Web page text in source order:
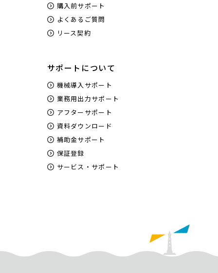
購入前サポート
よくあるご質問
リース契約
サポートについて
機械導入サポート
業務用出力サポート
アフターサポート
資料ダウンロード
補助金サポート
保証登録
サービス・サポート